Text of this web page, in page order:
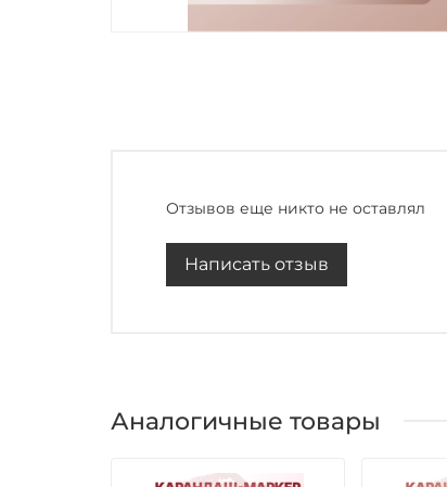
Отзывов еще никто не оставлял
Написать отзыв
Аналогичные товары